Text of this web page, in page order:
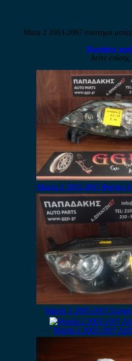
Maza 2 2003-2007 σύστημα
Ρωτήστε τιμή
Δείτε επίσης
Mazda 2 2005-2007 Φανάρι
Mazda 2 2005-2007
Mazda 2 2002-2007